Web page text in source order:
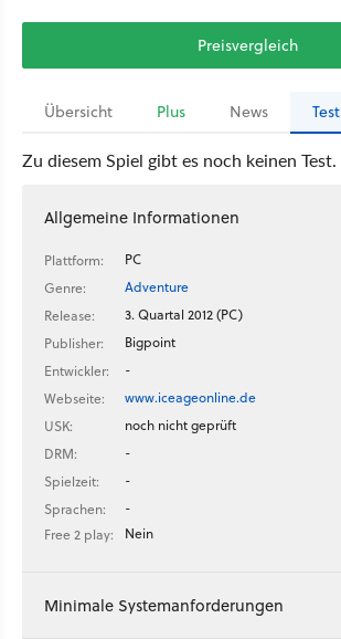
Preisvergleich
Übersicht Plus News Test
Zu diesem Spiel gibt es noch keinen Test.
Allgemeine Informationen
Plattform:
PC
Genre:
Adventure
Release:
3. Quartal 2012 (PC)
Publisher:
Bigpoint
Entwickler:
-
Webseite:
www.iceageonline.de
USK:
noch nicht geprüft
DRM:
-
Spielzeit:
-
Sprachen:
-
Free 2 play:
Nein
Minimale Systemanforderungen